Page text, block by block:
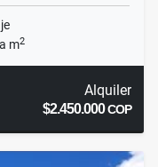
m2
Alquiler
$2.450.000COP